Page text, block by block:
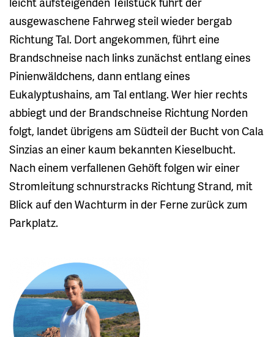
ausgewaschene Fahrweg steil wieder bergab
Richtung Tal. Dort angekommen, führt eine
Brandschneise nach links zunächst entlang eines
Pinienwäldchens, dann entlang eines
Eukalyptushains, am Tal entlang. Wer hier rechts
abbiegt und der Brandschneise Richtung Norden
folgt, landet übrigens am Südteil der Bucht von Cala
Sinzias an einer kaum bekannten Kieselbucht.
Nach einem verfallenen Gehöft folgen wir einer
Stromleitung schnurstracks Richtung Strand, mit
Blick auf den Wachturm in der Ferne zurück zum
Parkplatz.